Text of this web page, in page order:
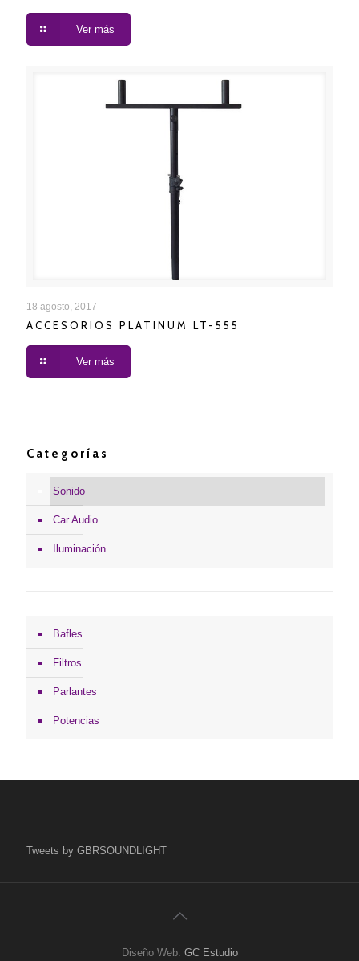
Ver más
ACCESORIOS PLATINUM LT-555
18 agosto, 2017
ACCESORIOS PLATINUM LT-555
Ver más
Categorías
Sonido
Car Audio
Iluminación
Bafles
Filtros
Parlantes
Potencias
Tweets by GBRSOUNDLIGHT
Diseño Web: GC Estudio